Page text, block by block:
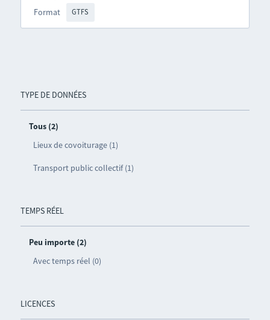
TYPE DE DONNÉES
Tous (2)
Lieux de covoiturage (1)
Transport public collectif (1)
TEMPS RÉEL
Peu importe (2)
Avec temps réel (0)
LICENCES
Format GTFS